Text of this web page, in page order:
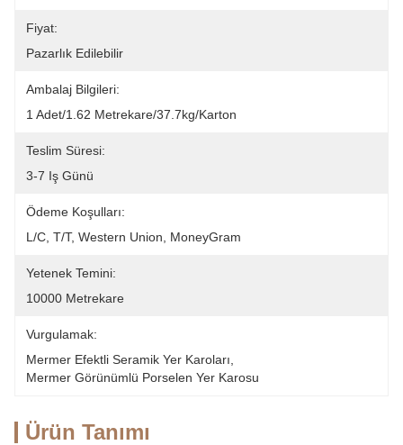
Fiyat:
Pazarlık Edilebilir
Ambalaj Bilgileri:
1 Adet/1.62 Metrekare/37.7kg/Karton
Teslim Süresi:
3-7 Iş Günü
Ödeme Koşulları:
L/C, T/T, Western Union, MoneyGram
Yetenek Temini:
10000 Metrekare
Vurgulamak:
Mermer Efektli Seramik Yer Karoları
Mermer Görünümlü Porselen Yer Karosu
Ürün Tanımı